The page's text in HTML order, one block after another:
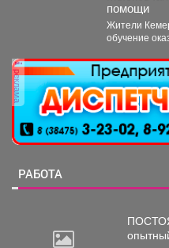
помощи
Жители
обучение
реклама
РАБОТА